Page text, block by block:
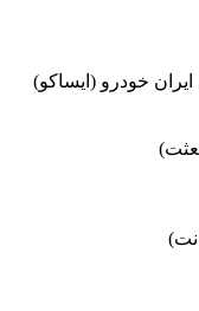
خودرو (ایساکو)